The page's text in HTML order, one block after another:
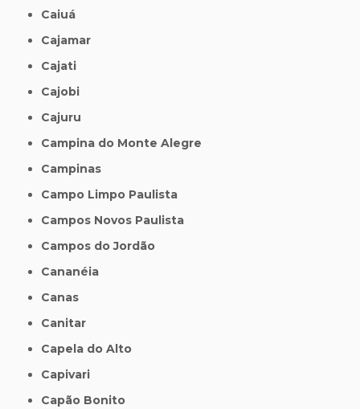
Caiuá
Cajamar
Cajati
Cajobi
Cajuru
Campina do Monte Alegre
Campinas
Campo Limpo Paulista
Campos Novos Paulista
Campos do Jordão
Cananéia
Canas
Canitar
Capela do Alto
Capivari
Capão Bonito